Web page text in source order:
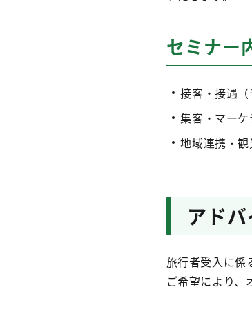
セミナー
接客・接遇（
集客・マー
地域連携・
アド
旅行者受入に係
ご希望により、